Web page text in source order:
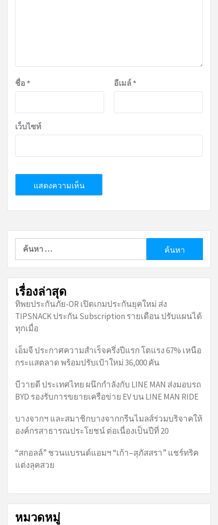
ชื่อ * อีเมล์ *
เว็บไซท์
ค้นหา
เรื่องล่าสุด
ทิพยประกันภัย-OR เปิดเกมประกันยุคใหม่ ส่ง
TIPSNACK ประกัน Subscription รายเดือน ปรับแผนได้
ทุกเมื่อ
เอ็มจี ประกาศความสำเร็จครึ่งปีแรก โตแรง 67% เหนือ
กระแสตลาด พร้อมปรับเป้าใหม่ 36,000 คัน
บีวายดี ประเทศไทย ผนึกกำลังกับ LINE MAN ส่งมอบรถ
BYD รองรับการขยายเครือข่าย EV บน LINE MAN RIDE
บางจากฯ และสมาชิกบางจากกรีนไมลส์ร่วมบริจาคให้
องค์กรสาธารณประโยชน์ ต่อเนื่องเป็นปีที่ 20
“สกอลล์” ชวนแบรนด์แอมฯ “เก้า–สุภัสสรา” แชร์ทริค
แต่งลุคสวย
หมวดหมู่